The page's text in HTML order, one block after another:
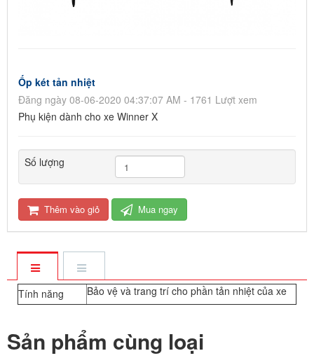
Ốp két tản nhiệt
Đăng ngày 08-06-2020 04:37:07 AM - 1761 Lượt xem
Phụ kiện dành cho xe Winner X
Số lượng
Thêm vào giỏ Mua ngay
Tính năng Bảo vệ và trang trí cho phần tản nhiệt của xe
Sản phẩm cùng loại